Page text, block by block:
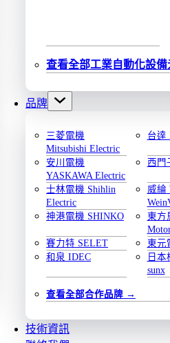
查看全部工業自動化設備
品牌
三菱電機
Mitsubishi Electric
台達
安川電機
YASKAWA Electric
西門
士林電機 Shihlin
Electric
威綸
神港電機 SHINKO
東方
賽力特 SELET 東元
和泉 IDEC
日本
sunx
查看全部合作品牌
技術資訊